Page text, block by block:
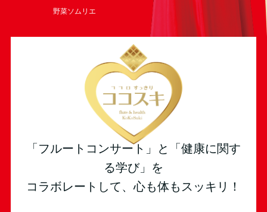
野菜ソムリエ
「フルートコンサート」と「健康に関す
る学び」を
コラボレートして、心も体もスッキリ！